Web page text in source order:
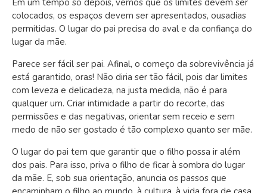
Em um tempo só depois, vemos que os limites devem ser
colocados, os espaços devem ser apresentados, ousadias
permitidas. O lugar do pai precisa do aval e da confiança do
lugar da mãe.
Parece ser fácil ser pai. Afinal, o começo da sobrevivência já
está garantido, oras! Não diria ser tão fácil, pois dar limites
com leveza e delicadeza, na justa medida, não é para
qualquer um. Criar intimidade a partir do recorte, das
permissões e das negativas, orientar sem receio e sem
medo de não ser gostado é tão complexo quanto ser mãe.
O lugar do pai tem que garantir que o filho possa ir além
dos pais. Para isso, priva o filho de ficar à sombra do lugar
da mãe. E, sob sua orientação, anuncia os passos que